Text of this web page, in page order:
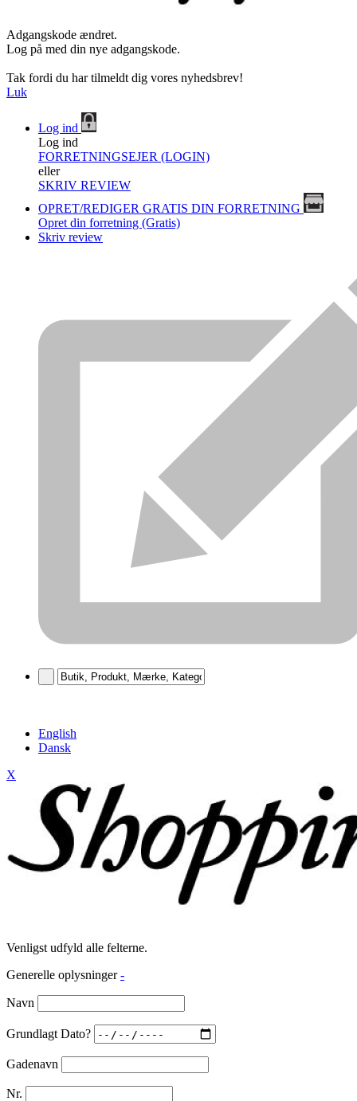
Adgangskode ændret.
Log på med din nye adgangskode.
Tak fordi du har tilmeldt dig vores nyhedsbrev!
Luk
Log ind
Log ind
FORRETNINGSEJER (LOGIN)
eller
SKRIV REVIEW
OPRET/REDIGER GRATIS DIN FORRETNING
Opret din forretning (Gratis)
Skriv review
English
Dansk
X
Venligst udfyld alle felterne.
Generelle oplysninger -
Navn
Grundlagt Dato?
Gadenavn
Nr.